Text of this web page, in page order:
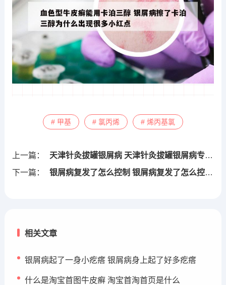
# 甲基 # 氯丙烯 # 烯丙基氯
上一篇：
天津针灸拔罐银屑病 天津针灸拔罐银屑病专家排名
下一篇：
银屑病复发了怎么控制 银屑病复发了怎么控制症状
相关文章
银屑病起了一身小疙瘩 银屑病身上起了好多疙瘩
什么是淘宝首图牛皮癣 淘宝首淘首页是什么